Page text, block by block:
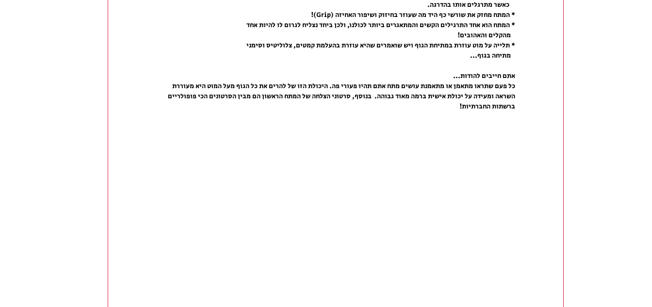
* המתח מחזק את שורשי כף היד מה שעוזר בחיזוק ושיפור האחיזה (Grip)!
* המתח הוא אחד התרגילים הקשים והמתאגרים ביותר לכולנו, ולכן ביחד נצליח לגרום לו להיות אחד
* תלייה על מוט עוזרת במתיחת הגוף ויש שואמרים שהיא עוזרת בהעלמת קמטים, צלוליטיס וסימני
אתם חייבים להודות...
כל פעם שתראו מתאמן או מתאמנת עושים מתח אתם תהיו פעורי פה. היכולת הזו של להרים את כל הגוף מעל המוט היא מעוררת
השראה ומעידה על יכולת אישית ברמה מאוד גבוהה.  בנוסף, סרטוני הצלחה של המתח הראשון הם מבין הסרטונים הכי פופולריים
ברשתות החברתיות!